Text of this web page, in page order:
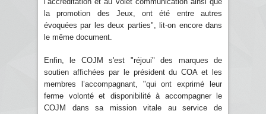
la promotion des Jeux, ont été entre autres
évoquées par les deux parties", lit-on encore dans
le même document.
Enfin, le COJM s'est "réjoui" des marques de
soutien affichées par le président du COA et les
membres l’accompagnant, "qui ont exprimé leur
ferme volonté et disponibilité à accompagner le
COJM dans sa mission vitale au service de